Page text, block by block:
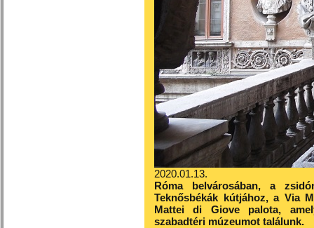
2020.01.13.
Róma belvárosában, a
Teknősbékák kútjához, a Via
Mattei di Giove palota,
szabadtéri múzeumot találunk.